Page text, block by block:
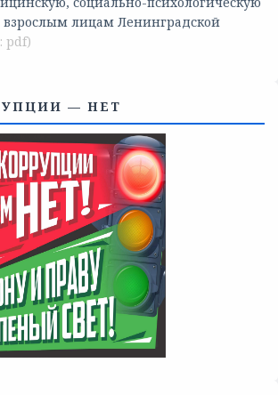
оказывающих меры социальной
социально-психологическую
лицам Ленинградской